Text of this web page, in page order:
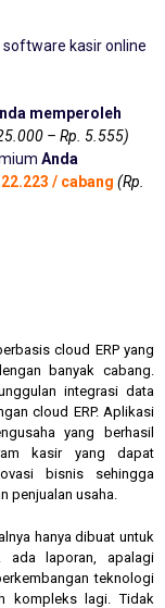
software kasir online
memperoleh
– Rp. 5.555)
Anda
/ cabang (Rp.
cloud ERP yang
banyak cabang.
integrasi data
cloud ERP. Aplikasi
yang berhasil
kasir yang dapat
bisnis sehingga
penjualan usaha.
hanya dibuat untuk
ada laporan, apalagi
teknologi
kompleks lagi. Tidak